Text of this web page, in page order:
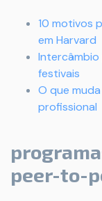
10 motivos
em Harvard
Intercâmbio
festivais
O que
profissional
peer-to-